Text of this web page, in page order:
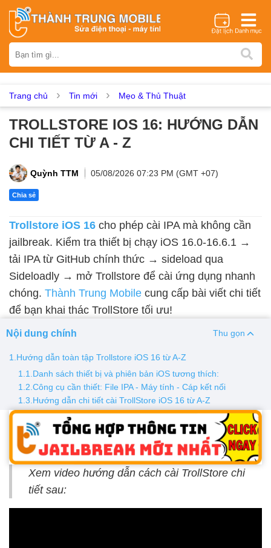
iPhone Samsung Oppo Xiaomi Realme Vivo
Asus Sony Vertu LG Tecno
Dịch vụ sửa chữa
Thay loa Thay kính lưng Thay vỏ Thay chân sạc
Màn hình Xiaomi Màn hình Realme
Màn hình Vsmart Màn hình Google Pixel
Thay pin
Pin iPhone Pin Samsumg Pin Oppo
Pin Realme
Thay vỏ
Vỏ iPhone Vỏ Samsung Vỏ Xiaomi Vỏ Oppo
Vỏ Huawei Vỏ Vivo
Trang chủ Tin mới Mẹo & Thủ Thuật
TROLLSTORE IOS 16: HƯỚNG DẪN
CHI TIẾT TỪ A - Z
Quỳnh TTM 05/08/2026 07:23 PM (GMT +07)
Chia sẻ
Trollstore iOS 16 cho phép cài IPA mà không cần
jailbreak. Kiểm tra thiết bị chạy iOS 16.0-16.6.1 →
tải IPA từ GitHub chính thức → sideload qua
Sideloadly → mở Trollstore để cài ứng dụng nhanh
chóng. Thành Trung Mobile cung cấp bài viết chi tiết
để bạn khai thác TrollStore tối ưu!
Nội dung chính Thu gọn
1.Hướng dẫn toàn tập Trollstore iOS 16 từ A-Z
1.1.Danh sách thiết bị và phiên bản iOS tương thích:
1.2.Công cụ cần thiết: File IPA - Máy tính - Cáp kết nối
1.3.Hướng dẫn chi tiết cài TrollStore iOS 16 từ A-Z
Xem video hướng dẫn cách cài TrollStore chi
tiết sau: